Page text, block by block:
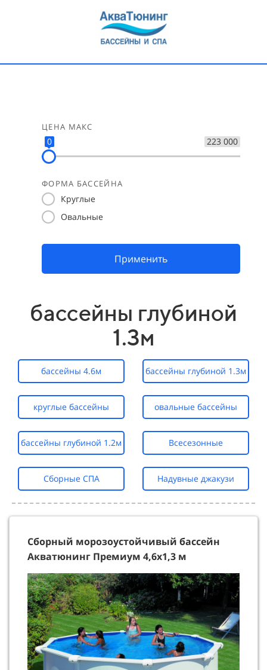
ЦЕНА МАКС
223 000
0
ФОРМА БАССЕЙНА
Круглые
Овальные
Применить
бассейны глубиной
1.3м
бассейны 4.6м бассейны глубиной 1.3м
круглые бассейны овальные бассейны
бассейны глубиной 1.2м Всесезонные
Сборные СПА Надувные джакузи
Сборный морозоустойчивый бассейн
Акватюнинг Премиум 4,6х1,3 м